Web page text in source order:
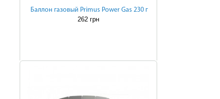
Баллон газовый Primus Power Gas 230 г
262 грн